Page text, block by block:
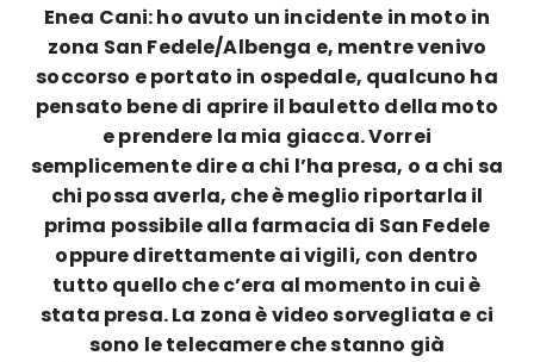
Enea Cani: ho avuto un incidente in moto in
zona San Fedele/Albenga e, mentre venivo
soccorso e portato in ospedale, qualcuno ha
pensato bene di aprire il bauletto della moto
e prendere la mia giacca. Vorrei
semplicemente dire a chi l’ha presa, o a chi sa
chi possa averla, che è meglio riportarla il
prima possibile alla farmacia di San Fedele
oppure direttamente ai vigili, con dentro
tutto quello che c’era al momento in cui è
stata presa. La zona è video sorvegliata e ci
sono le telecamere che stanno già